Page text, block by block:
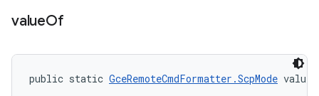
valueOf
public static GceRemoteCmdFormatter.ScpMode